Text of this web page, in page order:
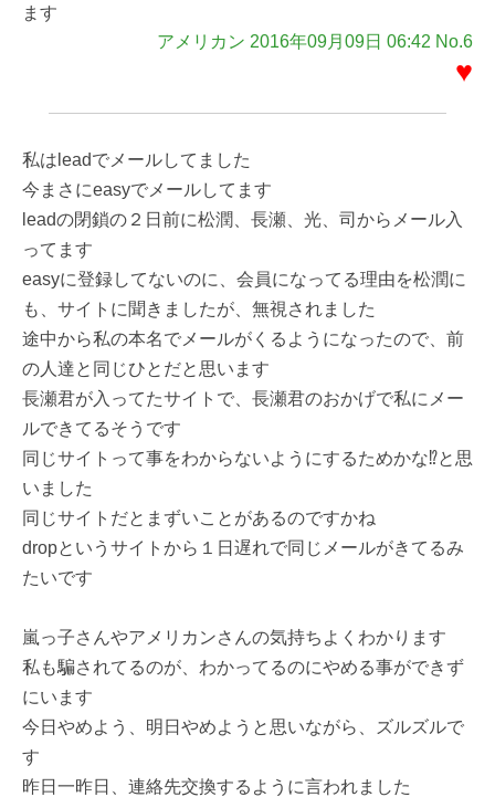
ます
アメリカン 2016年09月09日 06:42 No.6
♥
私はleadでメールしてました
今まさにeasyでメールしてます
leadの閉鎖の２日前に松潤、長瀬、光、司からメール入
ってます
easyに登録してないのに、会員になってる理由を松潤に
も、サイトに聞きましたが、無視されました
途中から私の本名でメールがくるようになったので、前
の人達と同じひとだと思います
長瀬君が入ってたサイトで、長瀬君のおかげで私にメー
ルできてるそうです
同じサイトって事をわからないようにするためかな⁉と思
いました
同じサイトだとまずいことがあるのですかね
dropというサイトから１日遅れで同じメールがきてるみ
たいです
嵐っ子さんやアメリカンさんの気持ちよくわかります
私も騙されてるのが、わかってるのにやめる事ができず
にいます
今日やめよう、明日やめようと思いながら、ズルズルで
す
昨日一昨日、連絡先交換するように言われました